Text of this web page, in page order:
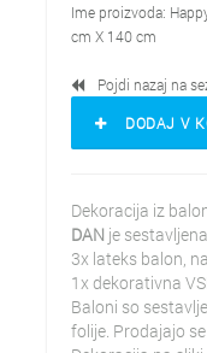
Ime proizvoda:
cm X 140 cm
Pojdi nazaj na
DODAJ V
Dekoracija iz
DAN je
3x lateks balon,
1x dekorativna
Baloni so
folije. Prodajajo